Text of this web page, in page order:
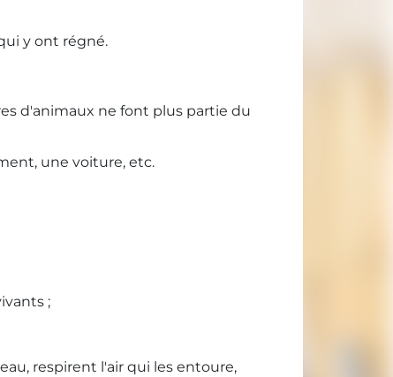
y ont régné.
d'animaux ne font plus partie du
une voiture, etc.
;
respirent l'air qui les entoure,